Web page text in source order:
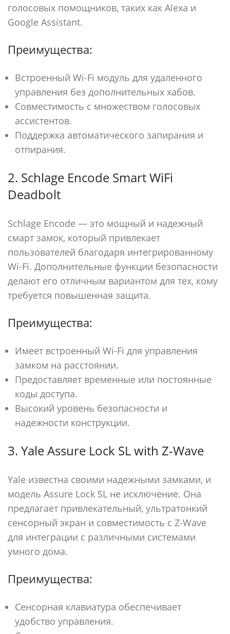
голосовых помощников, таких как Alexa и
Google Assistant.
Преимущества:
Встроенный Wi-Fi модуль для удаленного
управления без дополнительных хабов.
Совместимость с множеством голосовых
ассистентов.
Поддержка автоматического запирания и
отпирания.
2. Schlage Encode Smart WiFi
Deadbolt
Schlage Encode — это мощный и надежный
смарт замок, который привлекает
пользователей благодаря интегрированному
Wi-Fi. Дополнительные функции безопасности
делают его отличным вариантом для тех, кому
требуется повышенная защита.
Преимущества:
Имеет встроенный Wi-Fi для управления
замком на расстоянии.
Предоставляет временные или постоянные
коды доступа.
Высокий уровень безопасности и
надежности конструкции.
3. Yale Assure Lock SL with Z-Wave
Yale известна своими надежными замками, и
модель Assure Lock SL не исключение. Она
предлагает привлекательный, ультратонкий
сенсорный экран и совместимость с Z-Wave
для интеграции с различными системами
умного дома.
Преимущества:
Сенсорная клавиатура обеспечивает
удобство управления.